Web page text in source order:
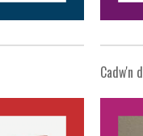
Cadw'n